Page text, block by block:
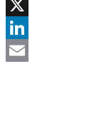
Facebook
X
LinkedIn